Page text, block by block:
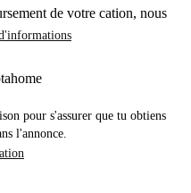
de votre cation, nous
pour s'assurer que tu obtiens
l'annonce.